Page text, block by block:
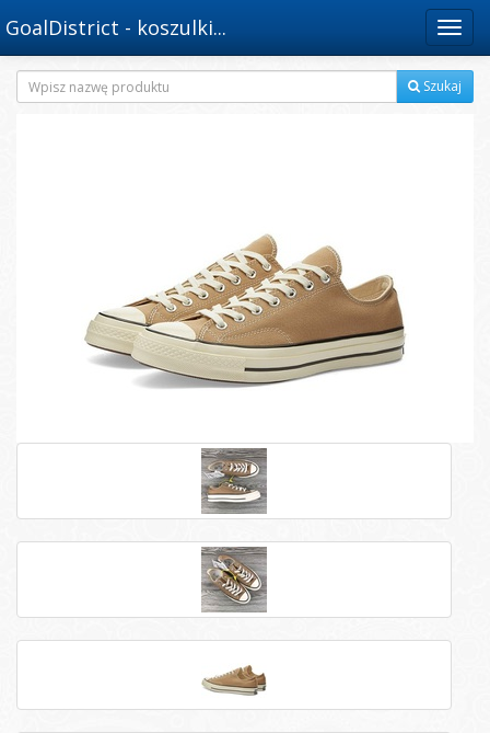
Menu
GoalDistrict - koszulki...
Szukaj